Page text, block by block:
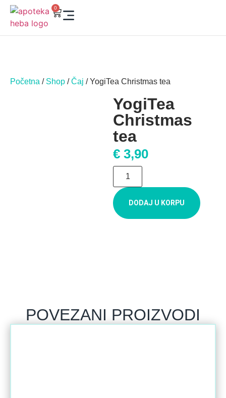
0
Početna / Shop /Čaj / YogiTea Christmas tea
YogiTea
Christmas
tea
€ 3,90
DODAJ U KORPU
POVEZANI PROIZVODI